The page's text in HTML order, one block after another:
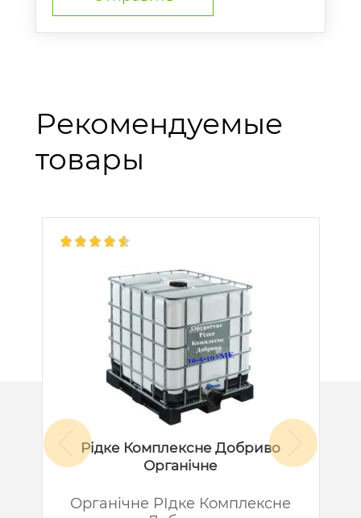
Рекомендуемые
товары
Рідке Комплексне Добриво
Органічне
Органічне РІдке Комплексне